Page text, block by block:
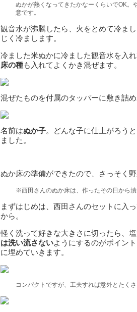
ぬかが熱くなってきたかなーくらいでOK。
意です。
観音水が沸騰したら、火をとめて冷ま
じく冷まします。
冷ました米ぬかに冷ました観音水を入れ
床の種も入れてよくかき混ぜます。
混ぜたものを付属のタッパーに敷き詰
名前はぬか子。どんな子に仕上がろう
ました。
ぬか床の準備ができたので、さっそく
※西田さんのぬか床は、作ったその日から
まずはじめは、西田さんのセットに入
から。
軽く洗って好きな大きさに切ったら、
は洗い流さないようにするのがポイン
に埋めていきます。
コンパクトですが、工夫すれば意外とたくさ